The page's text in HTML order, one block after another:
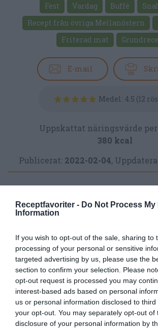
Receptfavoriter - Do Not Process My
Information
If you wish to opt-out of the sale, sharing to
processing of your personal or sensitive
targeted advertising by us, please use the
section to confirm your selection. Please
opt-out request is processed you may
interest-based ads based on personal
us or personal information disclosed to
your opt-out. You may separately opt-out of
disclosure of your personal information by
Fest
Vardag Buffé
Recept från övriga Mellanöstern
Friterad mat
E-mail
Medel: 4.5 (12
Uppskattat näringsvärde
380 kcal
Publicerat: 2022-02-04,
Mattsson
Jag är matskribent samt kock
med en fil. kand i
Måltidsvetenskap från
restauranghögskolan i Grythyttan.
delar jag med mig av tusentals olika
smaker - noviser som
har jag provlagat, skrivit och fotat så
kunna laga dem med bästa resultat